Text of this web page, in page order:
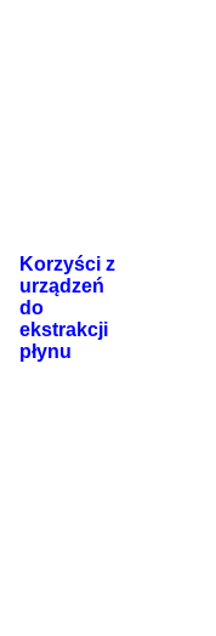
Korzyści z
urządzeń
do
ekstrakcji
płynu